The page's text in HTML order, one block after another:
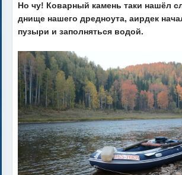
Но чу! Коварный камень таки нашёл
днище нашего дредноута, аирдек
пузыри и заполняться водой.